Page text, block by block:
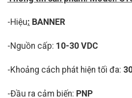
-Hiệu: BANNER
-Nguồn cấp: 10-30 VDC
-Khoảng cách phát hiện tối đa:
-Đầu ra cảm biến: PNP